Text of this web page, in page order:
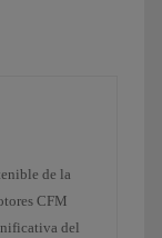
de la
CFM
del